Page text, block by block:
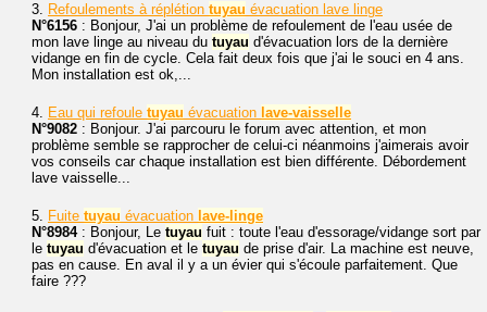
3. Refoulements à réplétion tuyau évacuation lave linge
N°6156 : Bonjour, J'ai un problème de refoulement de l'eau usée de
mon lave linge au niveau du tuyau d'évacuation lors de la dernière
vidange en fin de cycle. Cela fait deux fois que j'ai le souci en 4 ans.
Mon installation est ok,...
4. Eau qui refoule tuyau évacuation lave-vaisselle
N°9082 : Bonjour. J'ai parcouru le forum avec attention, et mon
problème semble se rapprocher de celui-ci néanmoins j'aimerais avoir
vos conseils car chaque installation est bien différente. Débordement
lave vaisselle...
5. Fuite tuyau évacuation lave-linge
N°8984: Bonjour, Le tuyau fuit : toute l'eau d'essorage/vidange sort par
le tuyau d'évacuation et le tuyau de prise d'air. La machine est neuve,
pas en cause. En aval il y a un évier qui s'écoule parfaitement. Que
faire ???